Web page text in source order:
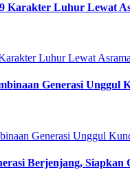
Karakter Luhur Lewat
Generasi Unggul
Berjenjang, Siapkan